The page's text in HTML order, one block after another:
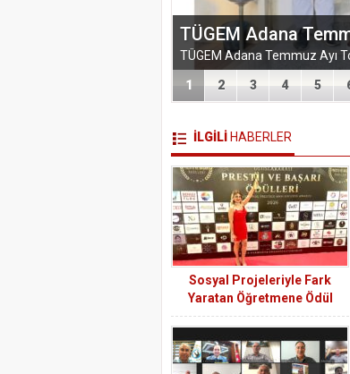
EĞİTİM-BİR-SEN
VEFA VE
1 2 3 4 5
İLGİLİ HABERLER
Sosyal Projeleriyle Fark
Yaratan Öğretmene Ödül